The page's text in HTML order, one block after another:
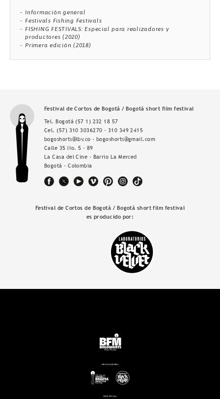
Información general
Festivals Fishing Festivals
FISHING FESTIVALS: Especial para realizadores y
productores (2020)
Primera edición (2018)
Festival de Cortos de Bogotá / Bogotá short film festival
Tel. Bogotá (57 1) 232 18 57
Cel. (57) 310 3036270 - 310 349 2415
bogoshorts@lbv.co - bogoshorts@gmail.com
Calle 35 No. 5 - 89
La Casa del Cine - Barrio La Merced
Bogotá - Colombia
Festival de Cortos de Bogotá / Bogotá short film festival
es producido por: